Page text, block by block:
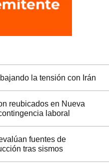
la tensión con Irán
reubicados en Nueva
laboral
fuentes de
tras sismos